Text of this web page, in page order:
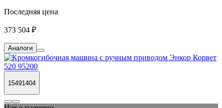
Последняя цена
373 504 ₽
Аналоги
15491404